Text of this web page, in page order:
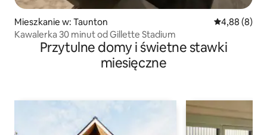
Mieszkanie w: Taunton Średnia
4,88 (8)
Kawalerka 30 minut od Gillette Stadium
Przytulne domy i świetne stawki
miesięczne